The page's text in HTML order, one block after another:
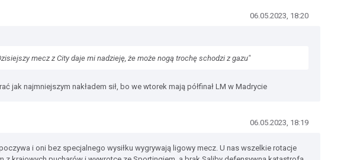
06.05.2023, 18:20
mecz z City daje mi nadzieję, że może nogą trochę schodzi z gazu"
jak najmniejszym nakładem sił, bo we wtorek mają półfinał LM w Madrycie
06.05.2023, 18:19
i oni bez specjalnego wysiłku wygrywają ligowy mecz. U nas wszelkie rotacje